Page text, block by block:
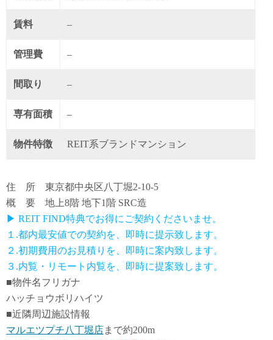
賃料 –
管理費 –
間取り –
専有面積 –
物件特徴 REIT系ブランドマンション
住 所 東京都中央区八丁堀2-10-5
概 要 地上8階 地下1階 SRC造
▶ REIT FIND特典でお得にご契約くださいませ。
１.都内最安値での契約を、即時に提示致します。
２.初期費用のお見積りを、即時に案内致します。
３.内覧・リモート内覧を、即時に提案致します。
■物件名フリガナ
ハッチョウボリハイツ
■近隣周辺施設情報
マルエツプチ八丁堀店まで約200m